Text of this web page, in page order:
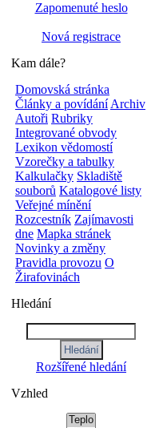
Zapomenuté heslo
Nová registrace
Kam dále?
Domovská stránka
Články a povídání Archiv
Autoři Rubriky
Integrované obvody
Lexikon vědomostí
Vzorečky a tabulky
Kalkulačky Skladiště
souborů Katalogové listy
Veřejné mínění
Rozcestník Zajímavosti
dne Mapka stránek
Novinky a změny
Pravidla provozu O
Žirafovinách
Hledání
Rozšířené hledání
Vzhled